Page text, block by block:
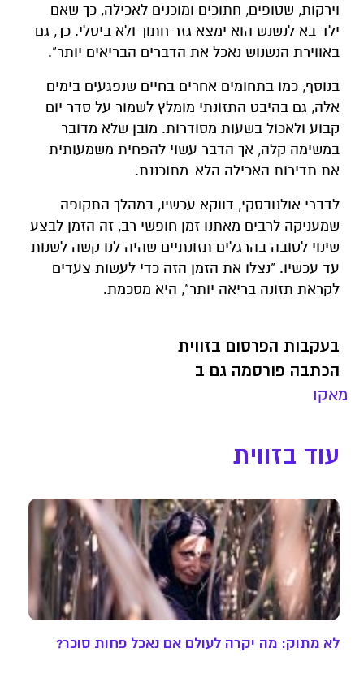
וירקות, שטופים, חתוכים ומוכנים לאכילה, כך שאם
ילד בא לנשנש הוא ימצא גזר חתוך ולא ביסלי. כך, גם
באווירת הנשנוש נאכל את הדברים הבריאים יותר".
בנוסף, כמו בתחומים אחרים בחיים שנפגעים בימים
אלה, גם בהיבט התזונתי מומלץ לשמור על סדר יום
קבוע ולאכול בשעות מסודרות. מובן שלא מדובר
במשימה קלה, אך הדבר עשוי להפחית משמעותית
את תדירות האכילה הלא-מתוכננת.
לדברי אולנובסקי, דווקא עכשיו, במהלך התקופה
שמעניקה לרבים מאתנו זמן חופשי רב, זה הזמן לבצע
שינוי לטובה בהרגלים תזונתיים שהיה לנו קשה לשנות
עד עכשיו. "נצלו את הזמן הזה כדי לעשות צעדים
לקראת תזונה בריאה יותר", היא מסכמת.
בעקבות הפרסום בזווית
הכתבה פורסמה גם ב
מאקו
עוד בזווית
לא מתוק: מה יקרה לעולם אם נאכל פחות סוכר?